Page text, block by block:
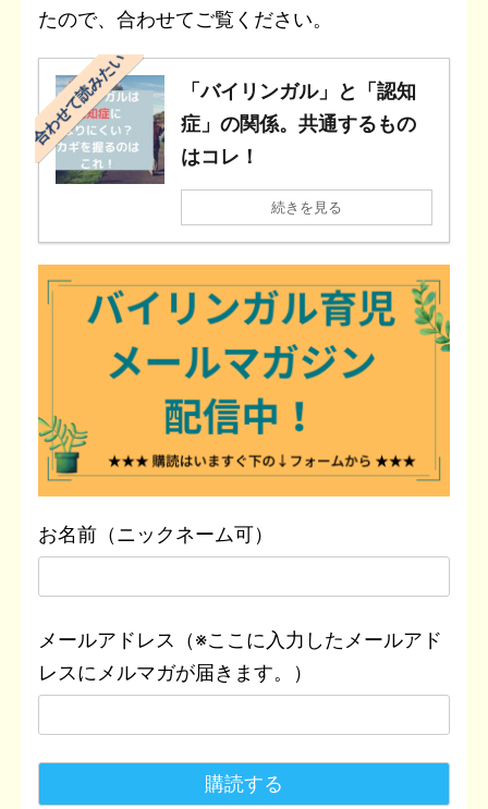
たので、合わせてご覧ください。
合わせて読みたい
「バイリンガル」と「認知
症」の関係。共通するもの
はコレ！
続きを見る
お名前（ニックネーム可）
メールアドレス（※ここに入力したメールアド
レスにメルマガが届きます。）